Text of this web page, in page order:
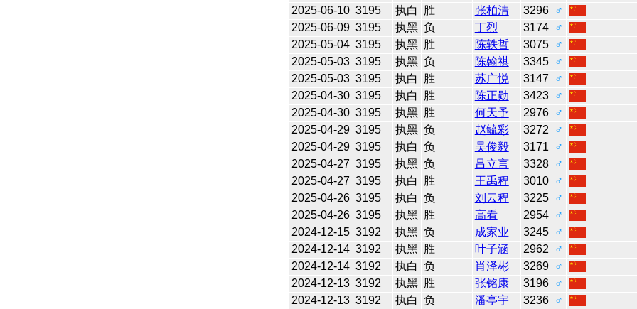
2025-06-10 3195 执白 胜 张柏清 3296
♂
2025-06-09 3195 执黑 负 丁烈 3174
♂
2025-05-04 3195 执黑 胜 陈轶哲 3075
♂
2025-05-03 3195 执黑 负 陈翰祺 3345
♂
2025-05-03 3195 执白 胜 苏广悦 3147
♂
2025-04-30 3195 执白 胜 陈正勋 3423
♂
2025-04-30 3195 执黑 胜 何天予 2976
♂
2025-04-29 3195 执黑 负 赵毓彩 3272
♂
2025-04-29 3195 执白 负 吴俊毅 3171
♂
2025-04-27 3195 执黑 负 吕立言 3328
♂
2025-04-27 3195 执白 胜 王禹程 3010
♂
2025-04-26 3195 执白 负 刘云程 3225
♂
2025-04-26 3195 执黑 胜 高看 2954
♂
2024-12-15 3192 执黑 负 成家业 3245
♂
2024-12-14 3192 执黑 胜 叶子涵 2962
♂
2024-12-14 3192 执白 负 肖泽彬 3269
♂
2024-12-13 3192 执黑 胜 张铭康 3196
♂
2024-12-13 3192 执白 负 潘亭宇 3236
♂